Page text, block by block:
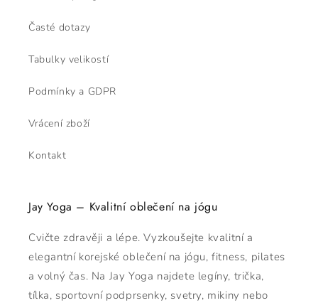
Časté dotazy
Tabulky velikostí
Podmínky a GDPR
Vrácení zboží
Kontakt
Jay Yoga – Kvalitní oblečení na jógu
Cvičte zdravěji a lépe. Vyzkoušejte kvalitní a
elegantní korejské oblečení na jógu, fitness, pilates
a volný čas. Na Jay Yoga najdete legíny, trička,
tílka, sportovní podprsenky, svetry, mikiny nebo